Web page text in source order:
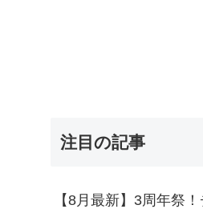
注目の記事
【8月最新】3周年祭